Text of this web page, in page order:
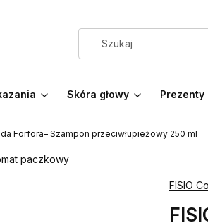
Skóra głowy Prezenty
Forfora– Szampon przeciwłupieżowy 250 ml
paczkowy
FISIO